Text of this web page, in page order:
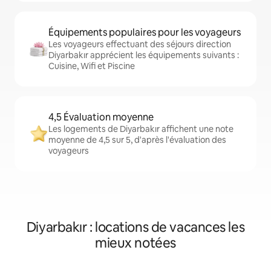
Équipements populaires pour les voyageurs
Les voyageurs effectuant des séjours direction
Diyarbakır apprécient les équipements suivants :
Cuisine, Wifi et Piscine
4,5 Évaluation moyenne
Les logements de Diyarbakır affichent une note
moyenne de 4,5 sur 5, d'après l'évaluation des
voyageurs
Diyarbakır : locations de vacances les
mieux notées